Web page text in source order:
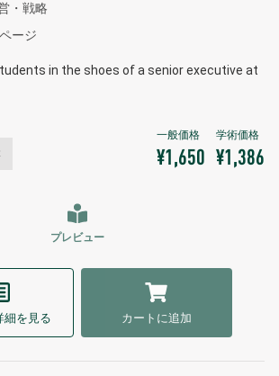
・戦略
ージ
in the shoes of a senior executive at
¥1,650 ¥1,386
プレビュー
細を見る カートに追加